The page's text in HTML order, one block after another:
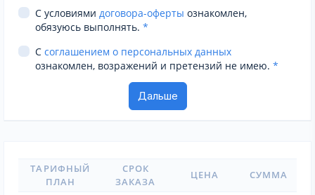
С условиями договора-оферты ознакомлен,
обязуюсь выполнять. *
С соглашением о персональных данных
ознакомлен, возражений и претензий не имею. *
ТАРИФНЫЙ
ПЛАН
СРОК
ЗАКАЗА
ЦЕНА СУММА